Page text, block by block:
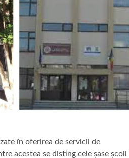
în oferirea de servicii de
acestea se disting cele șase școli